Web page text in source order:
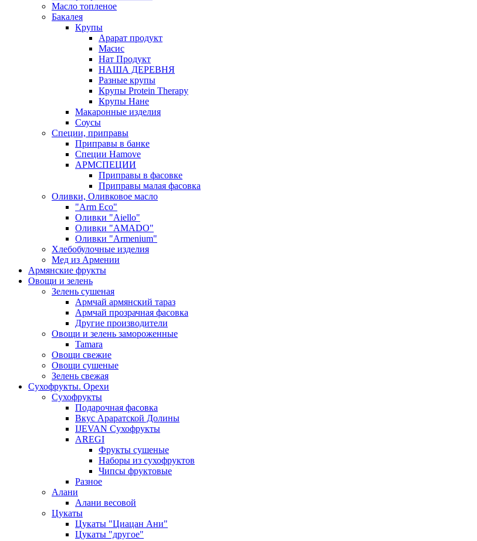
Масло топленое
Бакалея
Крупы
Арарат продукт
Масис
Нат Продукт
НАША ДЕРЕВНЯ
Разные крупы
Крупы Protein Therapy
Крупы Нане
Макаронные изделия
Соусы
Специи, приправы
Приправы в банке
Специи Hamove
АРМСПЕЦИИ
Приправы в фасовке
Приправы малая фасовка
Оливки, Оливковое масло
"Arm Eco"
Оливки "Aiello"
Оливки "AMADO"
Оливки "Armenium"
Хлебобулочные изделия
Мед из Армении
Армянские фрукты
Овощи и зелень
Зелень сушеная
Армчай армянский тараз
Армчай прозрачная фасовка
Другие производители
Овощи и зелень замороженные
Tamara
Овощи свежие
Овощи сушеные
Зелень свежая
Сухофрукты. Орехи
Сухофрукты
Подарочная фасовка
Вкус Араратской Долины
IJEVAN Сухофрукты
AREGI
Фрукты сушеные
Наборы из сухофруктов
Чипсы фруктовые
Разное
Алани
Алани весовой
Цукаты
Цукаты "Циацан Ани"
Цукаты "другое"